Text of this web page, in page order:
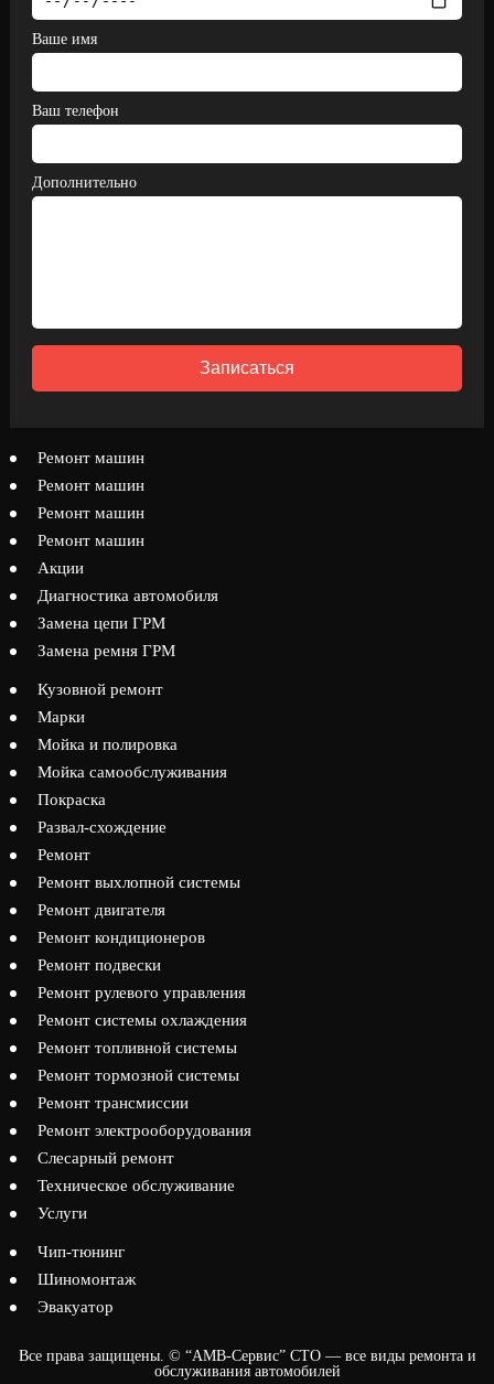
Ваше имя
Ваш телефон
Дополнительно
Записаться
Ремонт машин
Ремонт машин
Ремонт машин
Ремонт машин
Акции
Диагностика автомобиля
Замена цепи ГРМ
Замена ремня ГРМ
Кузовной ремонт
Марки
Мойка и полировка
Мойка самообслуживания
Покраска
Развал-схождение
Ремонт
Ремонт выхлопной системы
Ремонт двигателя
Ремонт кондиционеров
Ремонт подвески
Ремонт рулевого управления
Ремонт системы охлаждения
Ремонт топливной системы
Ремонт тормозной системы
Ремонт трансмиссии
Ремонт электрооборудования
Слесарный ремонт
Техническое обслуживание
Услуги
Чип-тюнинг
Шиномонтаж
Эвакуатор
Все права защищены. © “АМВ-Сервис” СТО — все виды ремонта и
обслуживания автомобилей